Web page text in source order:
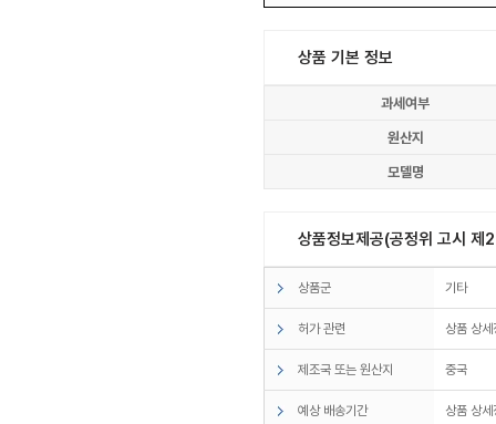
상품 기본 정보
과세여부
원산지
모델명
상품정보제공(공정위 고시
상품군 기타
허가 관련 상품 상
제조국 또는 원산지 중국
예상 배송기간 상품 상